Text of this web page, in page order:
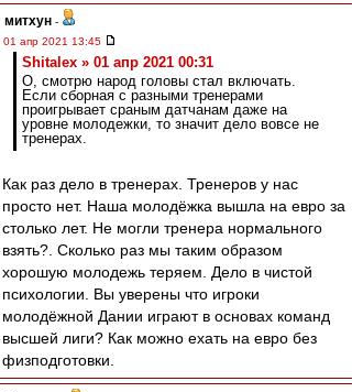
митхун -
01 апр 2021 13:45
Shitalex » 01 апр 2021 00:31
О, смотрю народ головы стал включать.
Если сборная с разными тренерами
проигрывает сраным датчанам даже на
уровне молодежки, то значит дело вовсе не
тренерах.
Как раз дело в тренерах. Тренеров у нас
просто нет. Наша молодёжка вышла на евро за
столько лет. Не могли тренера нормального
взять?. Сколько раз мы таким образом
хорошую молодежь теряем. Дело в чистой
психологии. Вы уверены что игроки
молодёжной Дании играют в основах команд
высшей лиги? Как можно ехать на евро без
физподготовки.